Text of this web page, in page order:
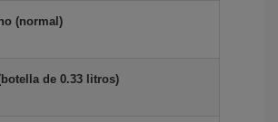
(normal)
de 0.33 litros)